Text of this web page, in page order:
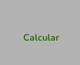
Calcular